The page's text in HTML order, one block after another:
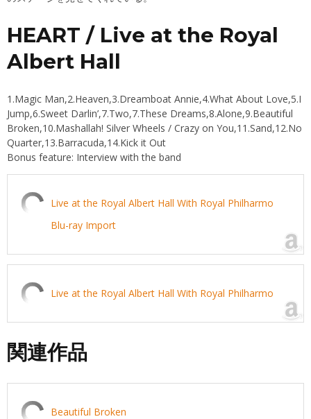
HEART / Live at the Royal
Albert Hall
1.Magic Man,2.Heaven,3.Dreamboat Annie,4.What About Love,5.I
Jump,6.Sweet Darlin’,7.Two,7.These Dreams,8.Alone,9.Beautiful
Broken,10.Mashallah! Silver Wheels / Crazy on You,11.Sand,12.No
Quarter,13.Barracuda,14.Kick it Out
Bonus feature: Interview with the band
Live at the Royal Albert Hall With Royal Philharmo
Blu-ray Import
Live at the Royal Albert Hall With Royal Philharmo
関連作品
Beautiful Broken